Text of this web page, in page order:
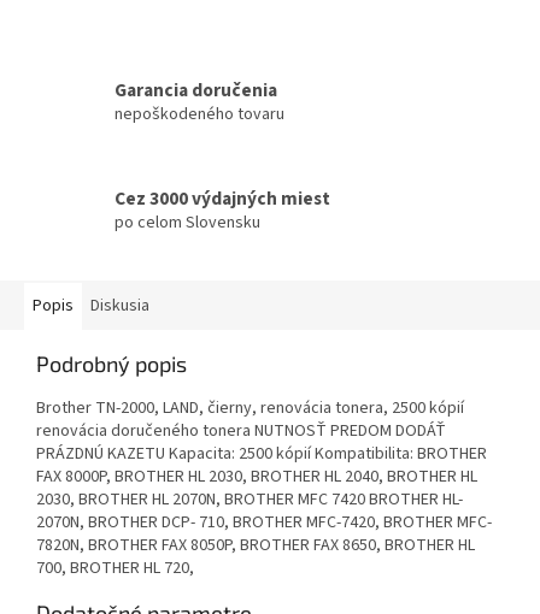
Garancia doručenia
nepoškodeného tovaru
Cez 3000 výdajných miest
po celom Slovensku
Popis Diskusia
Podrobný popis
Brother TN-2000, LAND, čierny, renovácia tonera, 2500 kópií
renovácia doručeného tonera NUTNOSŤ PREDOM DODÁŤ
PRÁZDNÚ KAZETU Kapacita: 2500 kópií Kompatibilita: BROTHER
FAX 8000P, BROTHER HL 2030, BROTHER HL 2040, BROTHER HL
2030, BROTHER HL 2070N, BROTHER MFC 7420 BROTHER HL-
2070N, BROTHER DCP- 710, BROTHER MFC-7420, BROTHER MFC-
7820N, BROTHER FAX 8050P, BROTHER FAX 8650, BROTHER HL
700, BROTHER HL 720,